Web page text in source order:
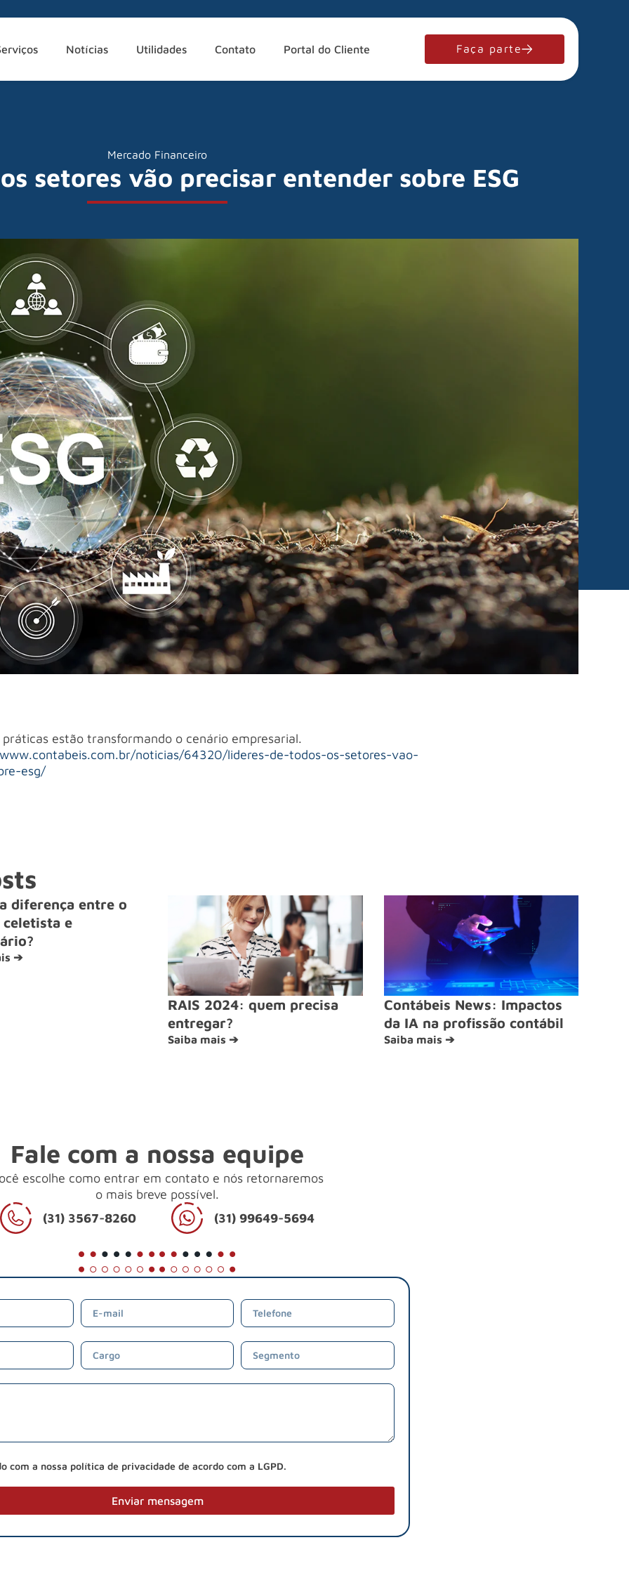
Notícias Utilidades Contato Portal do Cliente Faça parte
Mercado Financeiro
setores vão precisar entender sobre ESG
práticas estão transformando o cenário empresarial.
noticias/64320/lideres-de-todos-os-setores-vao-
esg/
diferença entre o
e
➔
RAIS 2024: quem precisa
entregar?
Saiba mais ➔
Contábeis News: Impactos
da IA na profissão contábil
Saiba mais ➔
Fale com a nossa equipe
escolhe como entrar em contato e nós retornaremos
o mais breve possível.
(31) 3567-8260
(31) 99649-5694
com a nossa política de privacidade de acordo com a LGPD.
Enviar mensagem